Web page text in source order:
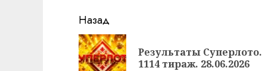
Продолжить
чтение
Назад
Результаты Суперлото.
1114 тираж. 28.06.2026